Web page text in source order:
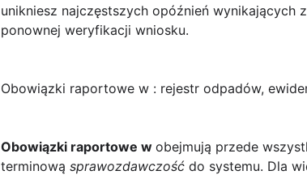
unikniesz najczęstszych opóźnień wynikających
ponownej weryfikacji wniosku.
Obowiązki raportowe w : rejestr odpadów,
Obowiązki raportowe w obejmują przede
terminową sprawozdawczość do systemu. Dla